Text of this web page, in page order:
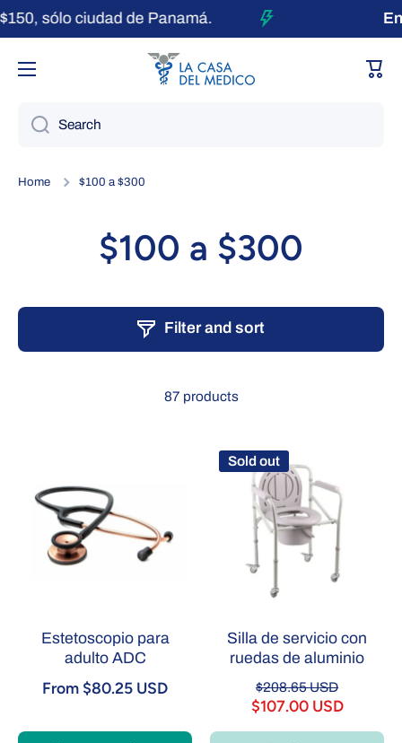
Skip to content
sólo ciudad de Panamá.
Cart
Search
Home $100 a $300
$100 a $300
Filter and sort
87 products
Estetoscopio para
adulto ADC
From $80.25 USD
Sold out
Silla de servicio con
ruedas de aluminio
$208.65 USD
$107.00 USD